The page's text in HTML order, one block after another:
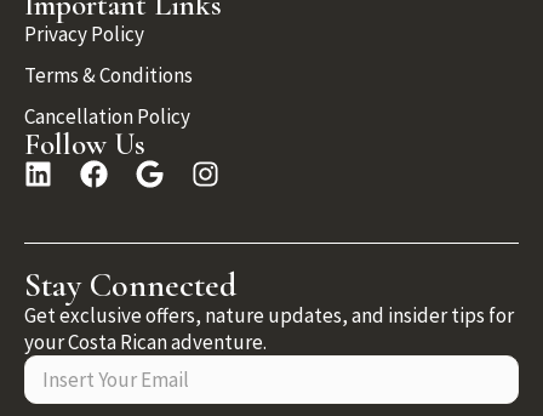
Privacy Policy
Terms & Conditions
Cancellation Policy
Follow Us
Stay Connected
Get exclusive offers, nature updates, and insider tips for
your Costa Rican adventure.